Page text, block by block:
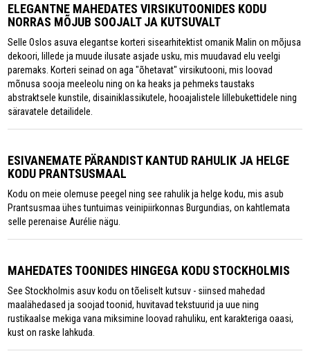
ELEGANTNE MAHEDATES VIRSIKUTOONIDES KODU
NORRAS MÕJUB SOOJALT JA KUTSUVALT
Selle Oslos asuva elegantse korteri sisearhitektist omanik Malin on mõjusa
dekoori, lillede ja muude ilusate asjade usku, mis muudavad elu veelgi
paremaks. Korteri seinad on aga "õhetavat" virsikutooni, mis loovad
mõnusa sooja meeleolu ning on ka heaks ja pehmeks taustaks
abstraktsele kunstile, disainiklassikutele, hooajalistele lillebukettidele ning
säravatele detailidele.
ESIVANEMATE PÄRANDIST KANTUD RAHULIK JA HELGE
KODU PRANTSUSMAAL
Kodu on meie olemuse peegel ning see rahulik ja helge kodu, mis asub
Prantsusmaa ühes tuntuimas veinipiirkonnas Burgundias, on kahtlemata
selle perenaise Aurélie nägu.
MAHEDATES TOONIDES HINGEGA KODU STOCKHOLMIS
See Stockholmis asuv kodu on tõeliselt kutsuv - siinsed mahedad
maalähedased ja soojad toonid, huvitavad tekstuurid ja uue ning
rustikaalse mekiga vana miksimine loovad rahuliku, ent karakteriga oaasi,
kust on raske lahkuda.